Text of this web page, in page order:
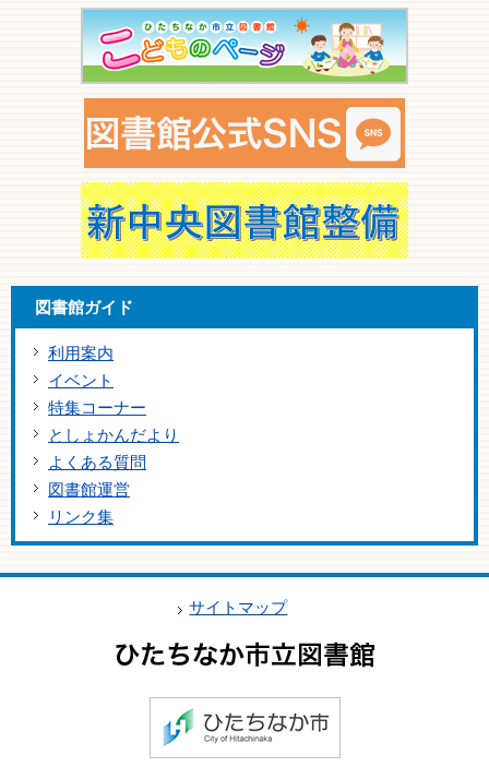
図書館ガイド
利用案内
イベント
特集コーナー
としょかんだより
よくある質問
図書館運営
リンク集
サイトマップ